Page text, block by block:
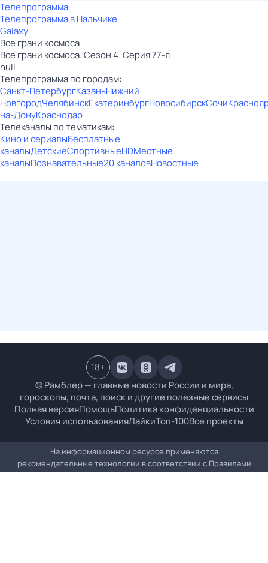
Телепрограмма
Телепрограмма в Нальчике
Galaxy
Все грани космоса
Все грани космоса. Сезон 4. Серия 77-я
null
Телепрограмма по городам:
Санкт-ПетербургКазаньНижний
НовгородЧелябинскЕкатеринбургНовосибирскСочи
на-ДонуКраснодар
Телеканалы по тематикам:
Кино и сериалыБесплатные
каналыДетскиеСпортивныеHDМестные
каналыПознавательные20 каналовНовостные
© Рамблер — главные новости России и мира,
гороскопы, почта, поиск и другие полезные сервисы
Полная версияПомощьПолитика конфиденциальности
Условия использованияЛайкиТоп-100Все проекты
18+
На информационном ресурсе применяются
рекомендательные технологии в соответствии с Правилами